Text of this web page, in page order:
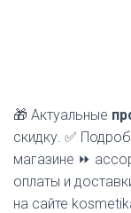
🎁 Актуальные
скидку. ✅
магазине ⏩
оплаты и
на сайте